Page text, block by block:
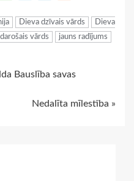
Dieva dzīvais vārds
Dieva
vārds
jauns radījums
Bauslība savas
Nedalīta mīlestība »